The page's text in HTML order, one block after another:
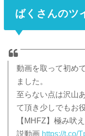
ばくさんのツ
動画を取って初め
ました。
至らない点は沢山
て頂き少しでもお
【MHFZ】極み吠
説動画 https://t.co/